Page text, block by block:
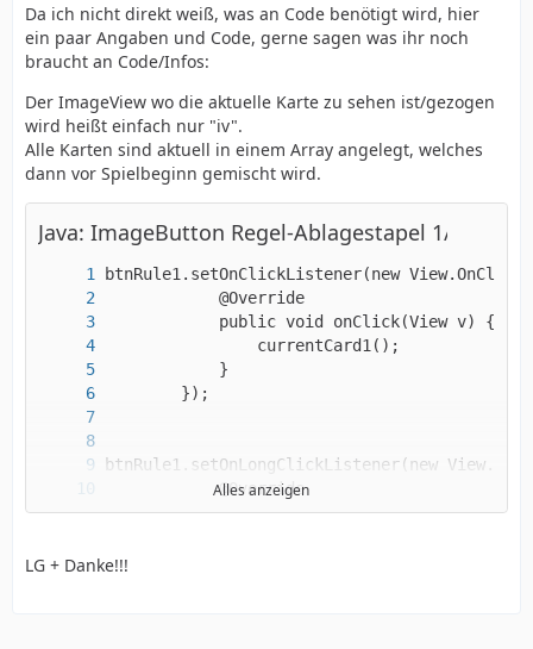
Da ich nicht direkt weiß, was an Code benötigt wird, hier
ein paar Angaben und Code, gerne sagen was ihr noch
braucht an Code/Infos:
Der ImageView wo die aktuelle Karte zu sehen ist/gezogen
wird heißt einfach nur "iv".
Alle Karten sind aktuell in einem Array angelegt, welches
dann vor Spielbeginn gemischt wird.
Java: ImageButton Regel-Ablagestapel 1/3
Alles anzeigen
LG + Danke!!!